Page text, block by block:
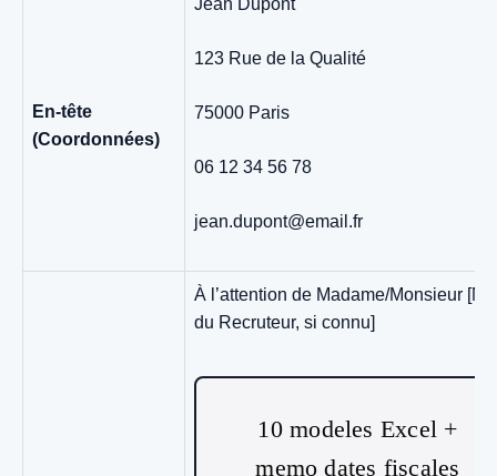
En-tête
(Coordonnées)
Jean Dupont
123 Rue de la Qualité
75000 Paris
06 12 34 56 78
jean.dupont@email.fr
À l’attention de Madame/Monsieur
du Recruteur, si connu]
10 modeles Excel +
memo dates fiscales